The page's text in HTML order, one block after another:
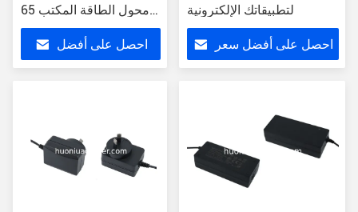
محول الطاقة المكتب 65W
شاحن
احصل على أفضل
لتطبيقاتك الإلكترونية
احصل على أفضل سعر